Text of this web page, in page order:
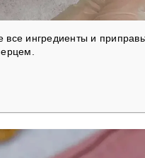
ингредиенты и